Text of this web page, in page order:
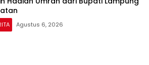
Agustus 6, 2026